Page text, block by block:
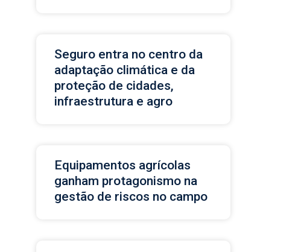
Seguro entra no centro da
adaptação climática e da
proteção de cidades,
infraestrutura e agro
Equipamentos agrícolas
ganham protagonismo na
gestão de riscos no campo